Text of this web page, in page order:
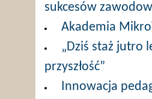
sukcesów
Akademia
„Dziś staż jutro
przyszłość”
Innowacja